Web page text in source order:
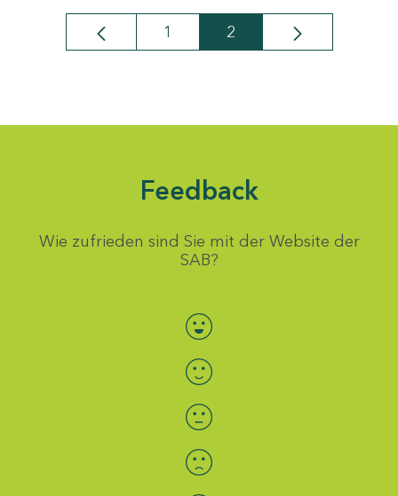
Seite
1 Seite
2
Feedback
Wie zufrieden sind Sie mit der Website der
SAB?
Bewertung auswählen